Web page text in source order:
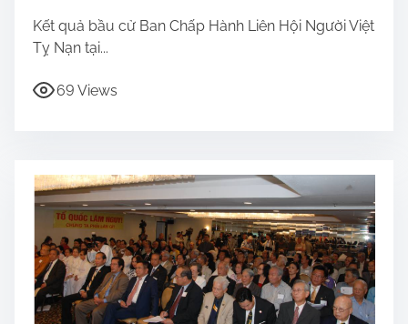
Kết quả bầu cử Ban Chấp Hành Liên Hội Người Việt
Tỵ Nạn tại...
69 Views